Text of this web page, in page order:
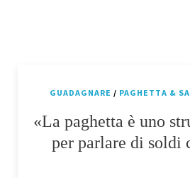
GUADAGNARE / PAGHETTA &
«La paghetta è uno
per parlare di soldi